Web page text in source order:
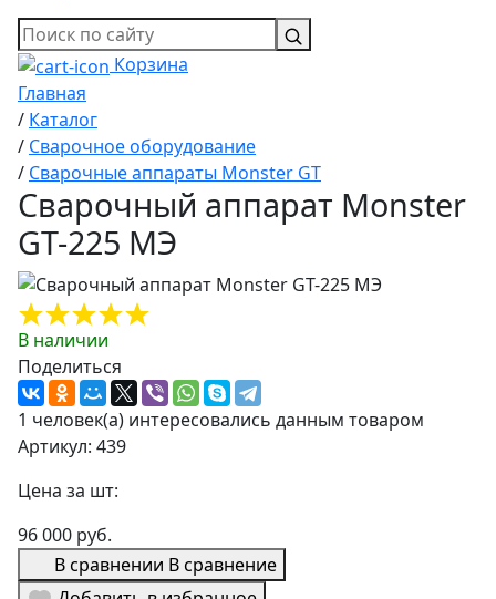
Корзина
Главная
/ Каталог
/ Сварочное оборудование
/ Сварочные аппараты Monster GT
Сварочный аппарат Monster
GT-225 МЭ
В наличии
Поделиться
1 человек(а) интересовались данным товаром
Артикул: 439
Цена за шт:
96 000 руб.
В сравнении В сравнение